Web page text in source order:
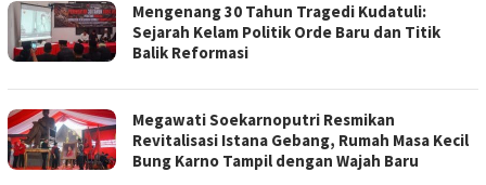
Mengenang 30 Tahun Tragedi Kudatuli:
Sejarah Kelam Politik Orde Baru dan Titik
Balik Reformasi
Megawati Soekarnoputri Resmikan
Revitalisasi Istana Gebang, Rumah Masa Kecil
Bung Karno Tampil dengan Wajah Baru